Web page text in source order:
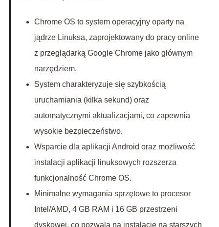
Chrome OS to system operacyjny oparty na
jądrze Linuksa, zaprojektowany do pracy online
z przeglądarką Google Chrome jako głównym
narzędziem.
System charakteryzuje się szybkością
uruchamiania (kilka sekund) oraz
automatycznymi aktualizacjami, co zapewnia
wysokie bezpieczeństwo.
Wsparcie dla aplikacji Android oraz możliwość
instalacji aplikacji linuksowych rozszerza
funkcjonalność Chrome OS.
Minimalne wymagania sprzętowe to procesor
Intel/AMD, 4 GB RAM i 16 GB przestrzeni
dyskowej, co pozwala na instalację na starszych